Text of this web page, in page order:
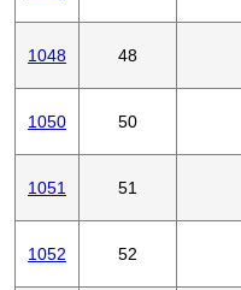
1048 48
1050 50
1051 51
1052 52